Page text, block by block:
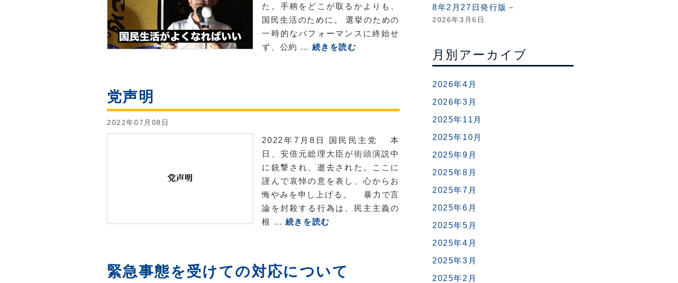
て
（談
話）
た。手柄をどこが取るかよりも、
国民生活のために。 選挙のための
一時的なパフォーマンスに終始せ
ず、公約 … 続きを読む
民
民
主
党
へ！
党声明
2022年07月08日
2022年7月8日 国民民主党 本
日、安倍元総理大臣が街頭演説中
に銃撃され、逝去された。ここに
謹んで哀悼の意を表し、心からお
悔やみを申し上げる。 暴力で言
論を封殺する行為は、民主主義の
根 … 続きを読む
緊急事態を受けての対応について
8年2月27日発行版－
2026年3月6日
月別アーカイブ
2026年4月
2026年3月
2025年11月
2025年10月
2025年9月
2025年8月
2025年7月
2025年6月
2025年5月
2025年4月
2025年3月
2025年2月